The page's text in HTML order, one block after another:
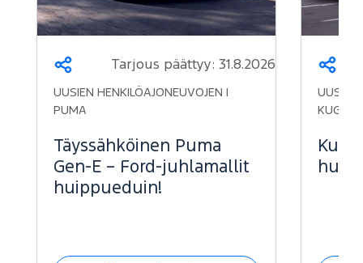
Jaa Tarjous päättyy: 31.8.2026
UUSIEN HENKILÖAJONEUVOJEN |
PUMA
Täyssähköinen Puma
Gen-E – Ford-juhlamallit
huippueduin!
Jaa
UUSIEN
KUGA